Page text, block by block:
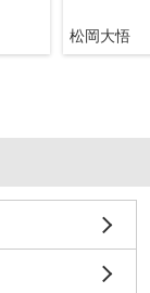
松岡大悟